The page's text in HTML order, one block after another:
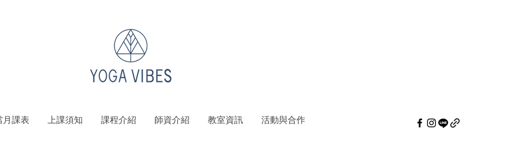
月課表 上課須知 課程介紹 師資介紹 教室資訊 活動與合作